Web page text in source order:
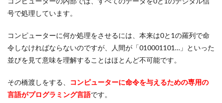
号で処理しています。
コンピューターに何か処理をさせるには、本来は0と1の羅列で命
令しなければならないのですが、人間が「010001101…」といった
並びを見て意味を理解することはほとんど不可能です。
その橋渡しをする、
コンピューターに命令を与えるための専用の
言語がプログラミング言語です。